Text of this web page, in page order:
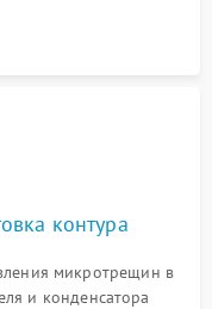
дисплея.
контура
микротрещин в
и конденсатора